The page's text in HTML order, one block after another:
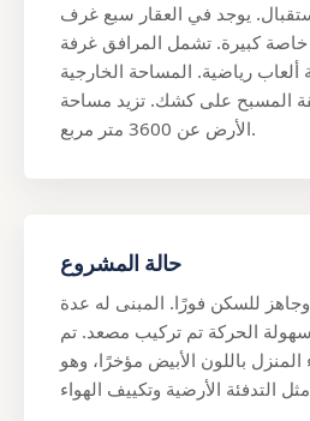
يوجد في العقار سبع غرف
كبيرة. تشمل المرافق غرفة
ألعاب رياضية. المساحة الخارجية
المسبح على كشك. تزيد مساحة
الأرض عن 3600 متر مربع.
حالة المشروع
للسكن فورًا. المبنى له عدة
الحركة تم تركيب مصعد. تم
باللون الأبيض مؤخرًا، وهو